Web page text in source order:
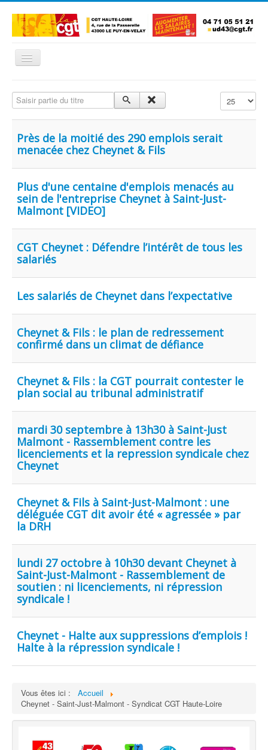
Basculer
L'Union Départementale
Les syndicats locaux
Défendre vos droits
Se syndiquer
La confédératon nationale CGT
NOUS CONTACTER
Saisir partie du titre Affichage #
Près de la moitié des 290 emplois serait
menacée chez Cheynet & Fils
Plus d'une centaine d'emplois menacés au
sein de l'entreprise Cheynet à Saint-Just-
Malmont [VIDEO]
CGT Cheynet : Défendre l’intérêt de tous les
salariés
Les salariés de Cheynet dans l’expectative
Cheynet & Fils : le plan de redressement
confirmé dans un climat de défiance
Cheynet & Fils : la CGT pourrait contester le
plan social au tribunal administratif
mardi 30 septembre à 13h30 à Saint-Just
Malmont - Rassemblement contre les
licenciements et la repression syndicale chez
Cheynet
Cheynet & Fils à Saint-Just-Malmont : une
déléguée CGT dit avoir été « agressée » par
la DRH
lundi 27 octobre à 10h30 devant Cheynet à
Saint-Just-Malmont - Rassemblement de
soutien : ni licenciements, ni répression
syndicale !
Cheynet - Halte aux suppressions d’emplois !
Halte à la répression syndicale !
Vous êtes ici :
Accueil
Cheynet - Saint-Just-Malmont - Syndicat CGT Haute-Loire